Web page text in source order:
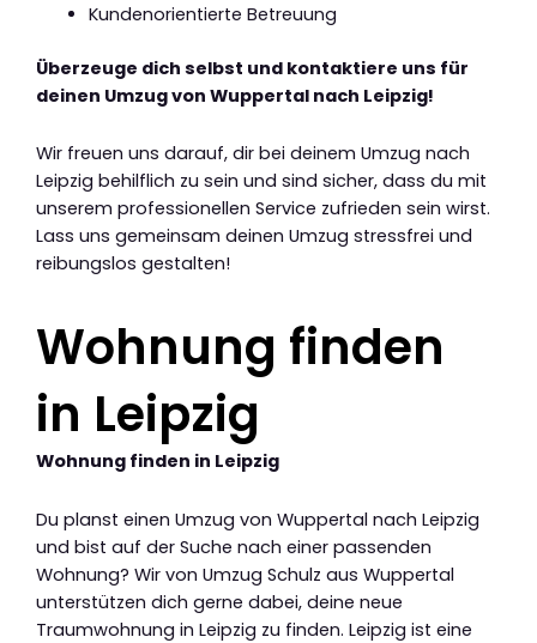
Kundenorientierte Betreuung
Überzeuge dich selbst und kontaktiere uns für
deinen Umzug von Wuppertal nach Leipzig!
Wir freuen uns darauf, dir bei deinem Umzug nach
Leipzig behilflich zu sein und sind sicher, dass du mit
unserem professionellen Service zufrieden sein wirst.
Lass uns gemeinsam deinen Umzug stressfrei und
reibungslos gestalten!
Wohnung finden
in Leipzig
Wohnung finden in Leipzig
Du planst einen Umzug von Wuppertal nach Leipzig
und bist auf der Suche nach einer passenden
Wohnung? Wir von Umzug Schulz aus Wuppertal
unterstützen dich gerne dabei, deine neue
Traumwohnung in Leipzig zu finden. Leipzig ist eine